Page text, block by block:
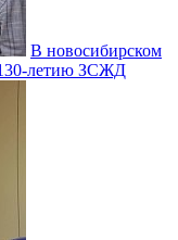
В новосибирском
130-летию ЗСЖД